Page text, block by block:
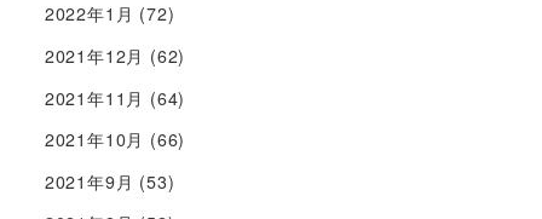
2022年1月 (72)
2021年12月 (62)
2021年11月 (64)
2021年10月 (66)
2021年9月 (53)